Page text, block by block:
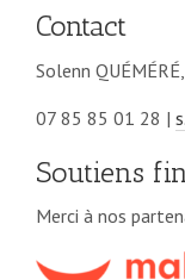
Contact
Solenn
07 85 85 01 28 |
Soutiens
Merci à nos